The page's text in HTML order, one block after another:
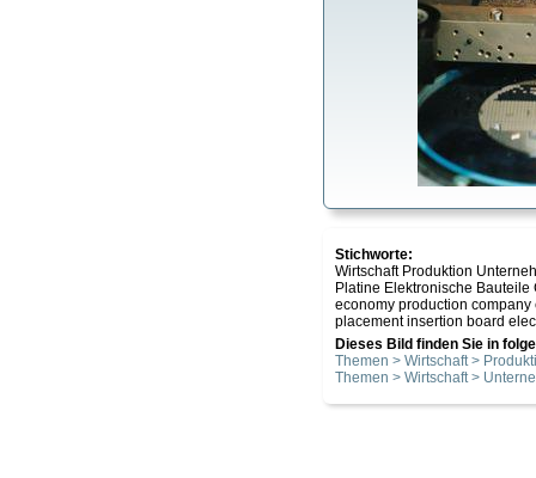
Stichworte:
Wirtschaft Produktion
Platine Elektronische
economy production
placement insertion board
Dieses Bild finden Sie in
Themen > Wirtschaft >
Themen > Wirtschaft >